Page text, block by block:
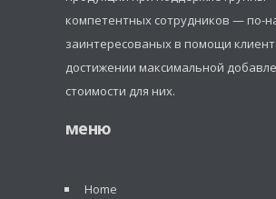
компетентных сотрудников — по-
заинтересованых в помощи
достижении максимальной
стоимости для них.
меню
Home